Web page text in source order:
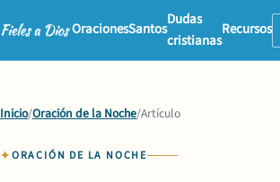
OracionesSantos
Dudas
cristianas
Recursos
Inicio/Oración de la Noche/Artículo
ORACIÓN DE LA NOCHE